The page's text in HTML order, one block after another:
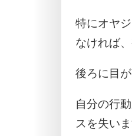
特にオヤ
なければ
後ろに目
自分の行
スを失いま